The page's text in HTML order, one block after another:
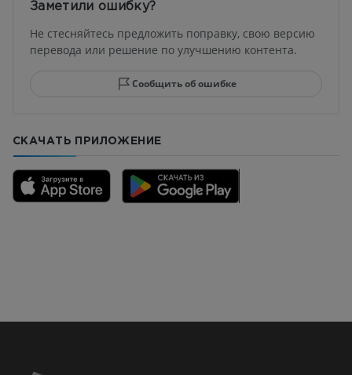
Заметили ошибку?
Не стесняйтесь предложить поправку, свою версию
перевода или решение по улучшению контента.
Сообщить об ошибке
СКАЧАТЬ ПРИЛОЖЕНИЕ